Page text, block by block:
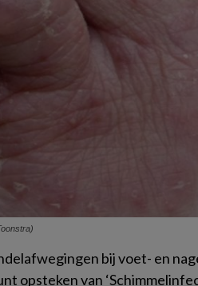
bij voet- en
opsteken van